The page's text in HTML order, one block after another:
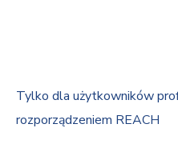
Tylko dla użytkowników
rozporządzeniem REACH